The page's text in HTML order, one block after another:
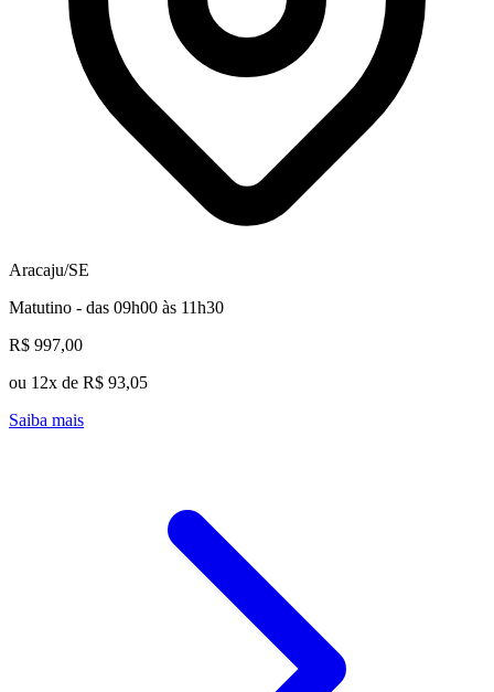
Aracaju/SE
Matutino - das 09h00 às 11h30
R$ 997,00
ou 12x de R$ 93,05
Saiba mais